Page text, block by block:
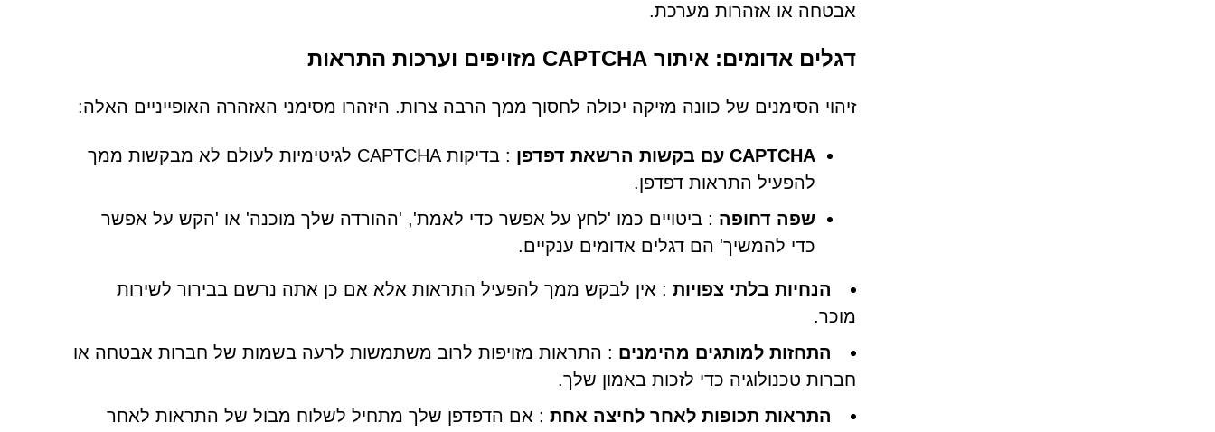
אבטחה או אזהרות מערכת.
דגלים אדומים: איתור CAPTCHA מזויפים וערכות התראות
זיהוי הסימנים של כוונה מזיקה יכולה לחסוך ממך הרבה צרות. היזהרו מסימני האזהרה האופייניים האלה:
CAPTCHA עם בקשות הרשאת דפדפן
: בדיקות CAPTCHA לגיטימיות לעולם לא מבקשות ממך
להפעיל התראות דפדפן.
שפה דחופה : ביטויים כמו 'לחץ על אפשר כדי לאמת', 'ההורדה שלך מוכנה' או 'הקש על אפשר
כדי להמשיך' הם דגלים אדומים ענקיים.
הנחיות בלתי צפויות : אין לבקש ממך להפעיל התראות אלא אם כן אתה נרשם בבירור לשירות
מוכר.
התחזות למותגים מהימנים : התראות מזויפות לרוב משתמשות לרעה בשמות של חברות אבטחה או
חברות טכנולוגיה כדי לזכות באמון שלך.
התראות תכופות לאחר לחיצה אחת : אם הדפדפן שלך מתחיל לשלוח מבול של התראות לאחר